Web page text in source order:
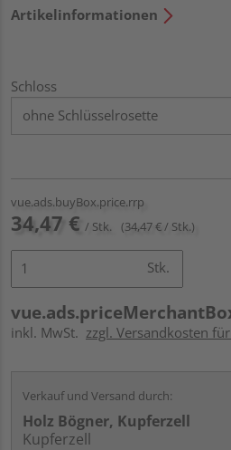
Artikelinformationen
Schloss
vue.ads.buyBox.price.rrp
34,47 € / Stk. (34,47 € / Stk.)
Stk.
inkl. MwSt. zzgl. Versandkosten
Verkauf und Versand durch:
Holz Bögner, Kupferzell
Kupferzell